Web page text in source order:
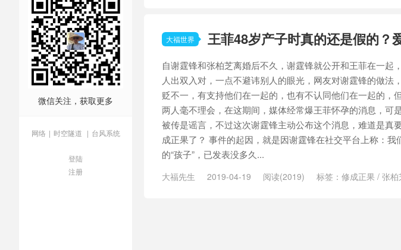
微信关注，获取更多
网络 | 时空隧道 | 台风系统
登陆
注册
大福世界 王菲48岁产子时真的还是假的？
自谢霆锋和张柏芝离婚后不久，谢霆锋就公开和王菲在一起
人出双入对，一点不避讳别人的眼光，网友对谢霆锋的做法
贬不一，有支持他们在一起的，也有不认同他们在一起的，
两人毫不理会，在这期间，媒体经常爆王菲怀孕的消息，可
被传是谣言，不过这次谢霆锋主动公布这个消息，难道是真
成正果了？ 事件的起因，就是因谢霆锋在社交平台上称：我
的“孩子”，已发表没多久...
大福先生 2019-04-19 阅读(2019) 标签： 修成正果 / 张柏